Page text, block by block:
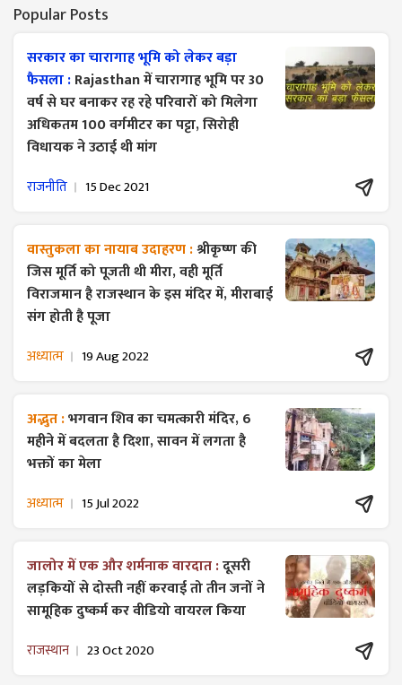
Popular Posts
सरकार का चारागाह भूमि को लेकर बड़ा
फैसला :Rajasthan में चारागाह भूमि पर 30
वर्ष से घर बनाकर रह रहे परिवारों को मिलेगा
अधिकतम 100 वर्गमीटर का पट्टा, सिरोही
विधायक ने उठाई थी मांग
राजनीति 15 Dec 2021
वास्तुकला का नायाब उदाहरण :श्रीकृष्ण की
जिस मूर्ति को पूजती थी मीरा, वही मूर्ति
विराजमान है राजस्थान के इस मंदिर में, मीराबाई
संग होती है पूजा
अध्यात्म 19 Aug 2022
अद्भुत :भगवान शिव का चमत्कारी मंदिर, 6
महीने में बदलता है दिशा, सावन में लगता है
भक्तों का मेला
अध्यात्म 15 Jul 2022
जालोर में एक और शर्मनाक वारदात :दूसरी
लड़कियों से दोस्ती नहीं करवाई तो तीन जनों ने
सामूहिक दुष्कर्म कर वीडियो वायरल किया
राजस्थान 23 Oct 2020